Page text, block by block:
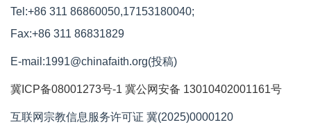
Tel:+86 311 86860050,17153180040;
Fax:+86 311 86831829
E-mail:1991@chinafaith.org(投稿)
冀ICP备08001273号-1 冀公网安备 13010402001161号
互联网宗教信息服务许可证 冀(2025)0000120